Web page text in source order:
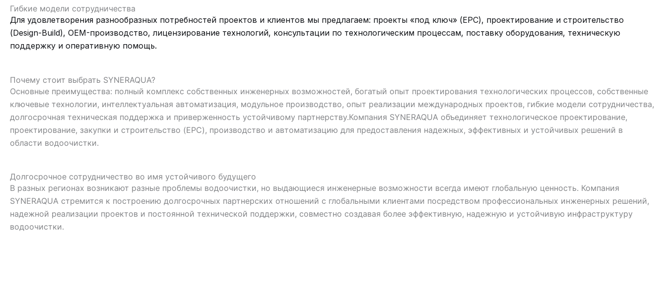
Гибкие модели сотрудничества
Для удовлетворения разнообразных потребностей проектов и клиентов мы предлагаем: проекты «под ключ» (EPC), проектирование и строительство
(Design-Build), OEM-производство, лицензирование технологий, консультации по технологическим процессам, поставку оборудования, техническую
поддержку и оперативную помощь.
Почему стоит выбрать SYNERAQUA?
Основные преимущества: полный комплекс собственных инженерных возможностей, богатый опыт проектирования технологических процессов, собственные
ключевые технологии, интеллектуальная автоматизация, модульное производство, опыт реализации международных проектов, гибкие модели сотрудничества,
долгосрочная техническая поддержка и приверженность устойчивому партнерству.Компания SYNERAQUA объединяет технологическое проектирование,
проектирование, закупки и строительство (EPC), производство и автоматизацию для предоставления надежных, эффективных и устойчивых решений в
области водоочистки.
Долгосрочное сотрудничество во имя устойчивого будущего
В разных регионах возникают разные проблемы водоочистки, но выдающиеся инженерные возможности всегда имеют глобальную ценность. Компания
SYNERAQUA стремится к построению долгосрочных партнерских отношений с глобальными клиентами посредством профессиональных инженерных решений,
надежной реализации проектов и постоянной технической поддержки, совместно создавая более эффективную, надежную и устойчивую инфраструктуру
водоочистки.